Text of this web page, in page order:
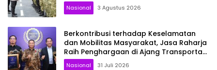
Nasional 3 Agustus 2026
Berkontribusi terhadap Keselamatan
dan Mobilitas Masyarakat, Jasa Raharja
Raih Penghargaan di Ajang Transportasi
Indonesia Awards 2026
Nasional 31 Juli 2026